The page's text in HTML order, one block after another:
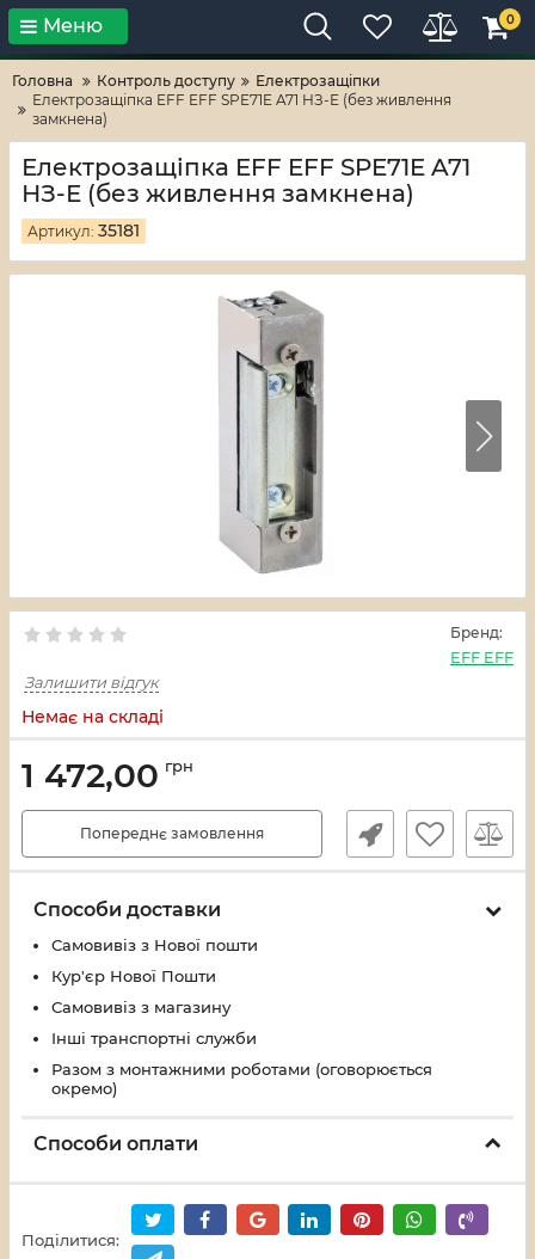
Тільки високі технології! RV-ZAFT
Меню 0
Головна Контроль доступу
Електрозащіпки
Електрозащіпка EFF EFF SPE71E A71 НЗ-Е (без живлення
замкнена)
Електрозащіпка EFF EFF SPE71E A71
НЗ-Е (без живлення замкнена)
Артикул: 35181
Бренд:
EFF EFF
Залишити відгук
Немає на складі
1 472,00 грн
Попереднє замовлення
Способи доставки
Самовивіз з Нової пошти
Кур'єр Нової Пошти
Самовивіз з магазину
Інші транспортні служби
Разом з монтажними роботами (оговорюється
окремо)
Способи оплати
Поділитися: